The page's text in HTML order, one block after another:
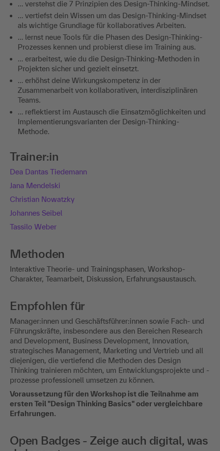
… verstehst die 7 Prinzipien des Design-Thinking-Mindset.
… vertiefst dein Wissen um das Design-Thinking-Mindset
als wichtige Grundlage für kollaboratives Arbeiten.
… lernst neue Tools für die Phasen des Design-Thinking-
Prozesses kennen und probierst diese im Training aus.
… erarbeitest, wie du die Design-Thinking-Methoden in
Projekten sicher und gezielt einsetzt.
… erhöhst deine Wirkungskompetenz in der
Zusammenarbeit von kollaborativen, interdisziplinären
Teams.
… reflektierst im Austausch die Einsatzmöglichkeiten und
Implementierungsvarianten der Design-Thinking-
Methode.
Trainer:in
Dea Dantas Tiedemann
Jana Mendelski
Christian Nowatzky
Johannes Seibel
Tassilo Weber
Methoden
Interaktive Theorie- und Trainingsphasen, Workshop-
Charakter, Teamarbeit, Diskussion, Erfahrungsaustausch.
Empfohlen für
Manager:innen und Geschäftsführer:innen sowie Fach- und
Führungskräfte, insbesondere aus den Bereichen Research
and Development, Business Development, Innovation,
strategisches Management, Marketing und Vertrieb und all
diejenigen, die vertiefend die Methoden des Design
Thinking trainieren möchten, um Entwicklungsprojekte und -
prozesse professionell umsetzen zu können.
Voraussetzung für den Workshop ist die Teilnahme am
ersten Teil "Design Thinking Basics" oder vergleichbare
Erfahrungen.
Open Badges - Zeige auch digital, was